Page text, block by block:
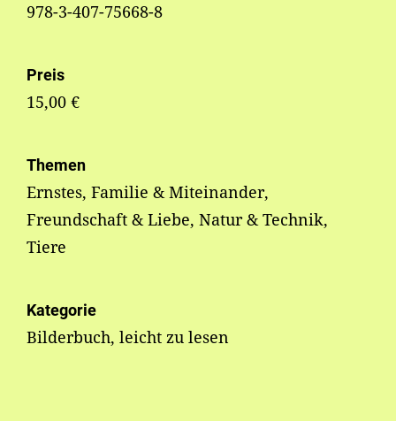
978-3-407-75668-8
Preis
15,00 €
Themen
Ernstes, Familie & Miteinander,
Freundschaft & Liebe, Natur & Technik,
Tiere
Kategorie
Bilderbuch, leicht zu lesen